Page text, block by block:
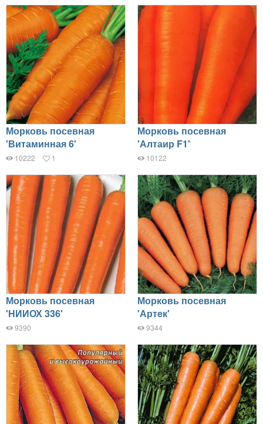
Морковь посевная
'Витаминная 6'
10222 1
Морковь посевная
'Алтаир F1'
10122
Морковь посевная
'НИИОХ 336'
9390
Морковь посевная
'Артек'
9344